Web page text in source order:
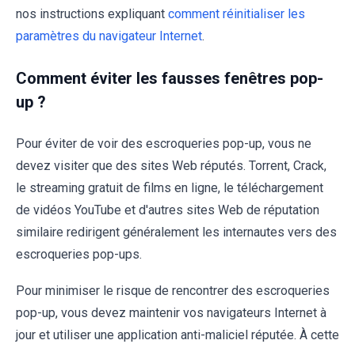
nos instructions expliquant comment réinitialiser les
paramètres du navigateur Internet.
Comment éviter les fausses fenêtres pop-
up ?
Pour éviter de voir des escroqueries pop-up, vous ne
devez visiter que des sites Web réputés. Torrent, Crack,
le streaming gratuit de films en ligne, le téléchargement
de vidéos YouTube et d'autres sites Web de réputation
similaire redirigent généralement les internautes vers des
escroqueries pop-ups.
Pour minimiser le risque de rencontrer des escroqueries
pop-up, vous devez maintenir vos navigateurs Internet à
jour et utiliser une application anti-maliciel réputée. À cette